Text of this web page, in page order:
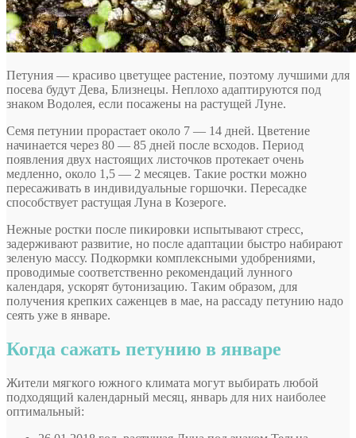
Петуния — красиво цветущее растение, поэтому лучшими для
посева будут Дева, Близнецы. Неплохо адаптируются под
знаком Водолея, если посажены на растущей Луне.
Семя петунии прорастает около 7 — 14 дней. Цветение
начинается через 80 — 85 дней после всходов. Период
появления двух настоящих листочков протекает очень
медленно, около 1,5 — 2 месяцев. Такие ростки можно
пересаживать в индивидуальные горшочки. Пересадке
способствует растущая Луна в Козероге.
Нежные ростки после пикировки испытывают стресс,
задерживают развитие, но после адаптации быстро набирают
зеленую массу. Подкормки комплексными удобрениями,
проводимые соответственно рекомендаций лунного
календаря, ускорят бутонизацию. Таким образом, для
получения крепких саженцев в мае, на рассаду петунию надо
сеять уже в январе.
Когда сажать петунию в январе
Жители мягкого южного климата могут выбирать любой
подходящий календарный месяц, январь для них наиболее
оптимальный: